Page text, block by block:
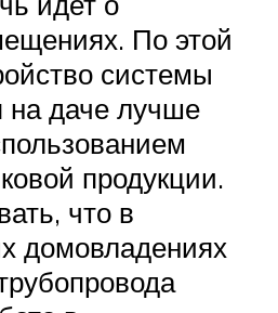
По этой
системы
на даче лучше
продукции.
что в
домовладениях